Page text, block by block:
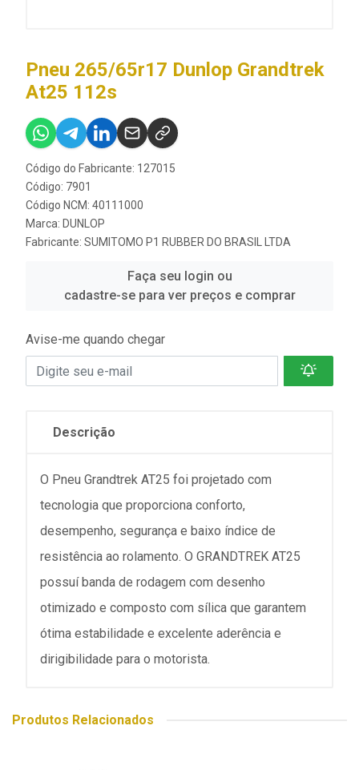
Pneu 265/65r17 Dunlop Grandtrek
At25 112s
Código do Fabricante: 127015
Código: 7901
Código NCM: 40111000
Marca: DUNLOP
Fabricante: SUMITOMO P1 RUBBER DO BRASIL LTDA
Faça seu login ou
cadastre-se para ver preços e comprar
Avise-me quando chegar
Descrição
O Pneu Grandtrek AT25 foi projetado com
tecnologia que proporciona conforto,
desempenho, segurança e baixo índice de
resistência ao rolamento. O GRANDTREK AT25
possuí banda de rodagem com desenho
otimizado e composto com sílica que garantem
ótima estabilidade e excelente aderência e
dirigibilidade para o motorista.
Produtos Relacionados